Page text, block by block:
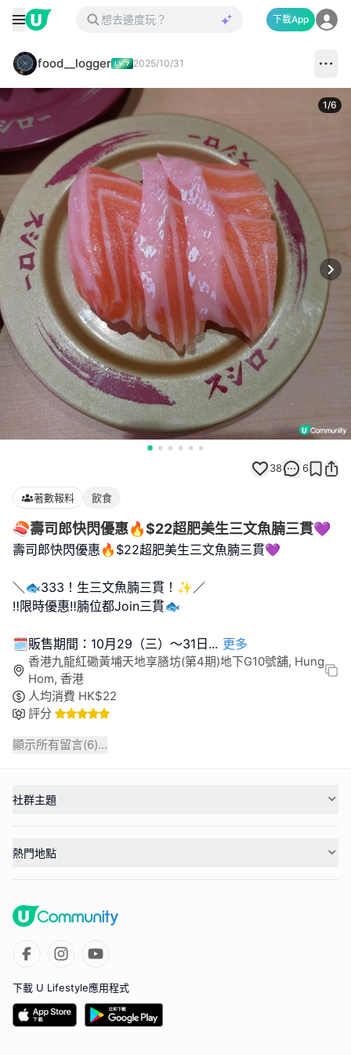
下載App
food__logger 2025/10/31
1/6
38 6
著數報料 飲食
🍣壽司郎快閃優惠🔥$22超肥美生三文魚腩三貫💜
壽司郎快閃優惠🔥$22超肥美生三文魚腩三貫💜
＼🐟333！生三文魚腩三貫！✨／
‼️限時優惠‼️腩位都Join三貫🐟
🗓️販售期間：10月29（三）～31日 ... 更多
香港九龍紅磡黃埔天地享膳坊(第4期)地下G10號舖, Hung
Hom, 香港
人均消費 HK$22
評分
顯示所有留言(6)...
社群主題
熱門地點
下載 U Lifestyle應用程式